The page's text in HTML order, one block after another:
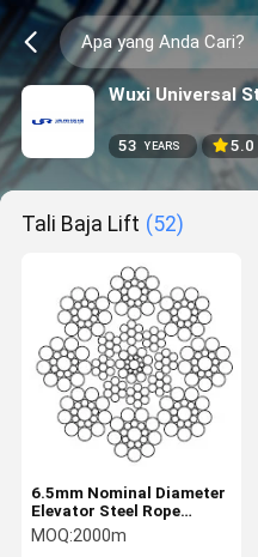
Wuxi Universal
53 YEARS 5.0
Tali Baja Lift (52)
6.5mm Nominal Diameter
Elevator Steel Rope
dengan 8×19S+IWRC
Konstruksi Sesuai dengan
MOQ:2000m